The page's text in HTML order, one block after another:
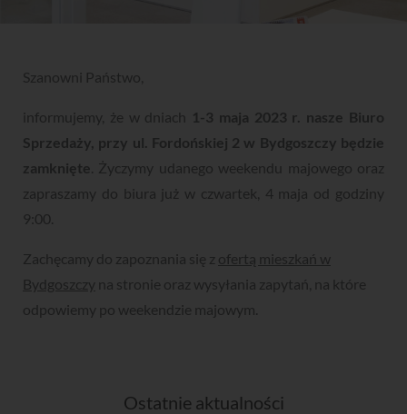
Szanowni Państwo,
informujemy, że w dniach 1 -3 maja 2023 r. nasze Biuro
Sprzedaży, przy ul. Fordońskiej 2 w Bydgoszczy będzie
zamknięte . Życzymy udanego weekendu majowego oraz
zapraszamy do biura już w czwartek, 4 maja od godziny
9:00.
Zachęcamy do zapoznania się z ofertą mieszkań w
Bydgoszczy na stronie oraz wysyłania zapytań, na które
odpowiemy po weekendzie majowym.
Ostatnie aktualności